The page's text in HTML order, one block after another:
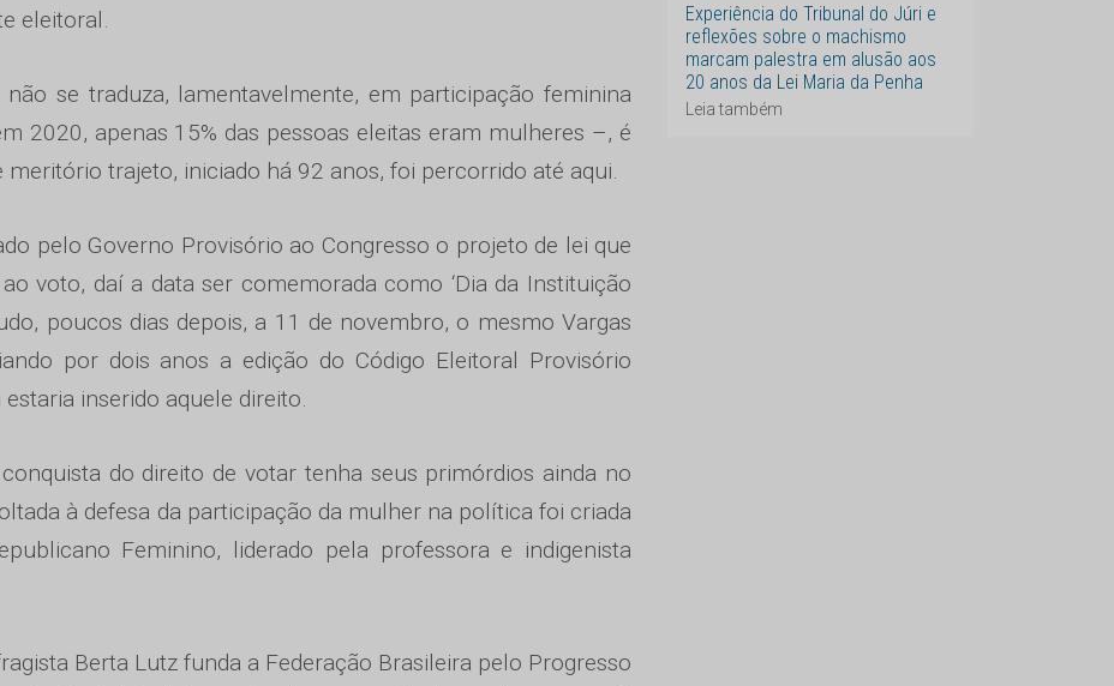
eleitoral.
não se traduza, lamentavelmente, em participação feminina
2020, apenas 15% das pessoas eleitas eram mulheres –, é
trajeto, iniciado há 92 anos, foi percorrido até aqui.
pelo Governo Provisório ao Congresso o projeto de lei que
voto, daí a data ser comemorada como ‘Dia da Instituição
poucos dias depois, a 11 de novembro, o mesmo Vargas
por dois anos a edição do Código Eleitoral Provisório
inserido aquele direito.
do direito de votar tenha seus primórdios ainda no
à defesa da participação da mulher na política foi criada
Feminino, liderado pela professora e indigenista
Berta Lutz funda a Federação Brasileira pelo Progresso
Experiência do Tribunal do Júri e
reflexões sobre o machismo
marcam palestra em alusão aos
20 anos da Lei Maria da Penha
Leia também